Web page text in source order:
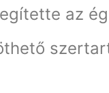
az